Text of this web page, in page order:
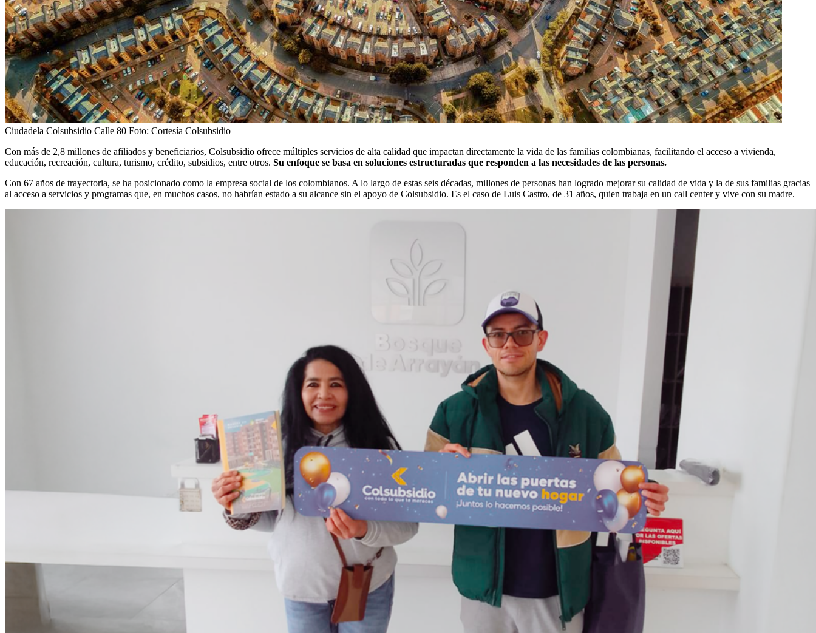
Ciudadela Colsubsidio Calle 80 Foto: Cortesía Colsubsidio
Con más de 2,8 millones de afiliados y beneficiarios, Colsubsidio ofrece múltiples servicios de alta calidad que impactan directamente la vida de las familias colombianas, facilitando el acceso a vivienda,
educación, recreación, cultura, turismo, crédito, subsidios, entre otros. Su enfoque se basa en soluciones estructuradas que responden a las necesidades de las personas.
Con 67 años de trayectoria, se ha posicionado como la empresa social de los colombianos. A lo largo de estas seis décadas, millones de personas han logrado mejorar su calidad de vida y la de sus familias gracias
al acceso a servicios y programas que, en muchos casos, no habrían estado a su alcance sin el apoyo de Colsubsidio. Es el caso de Luis Castro, de 31 años, quien trabaja en un call center y vive con su madre.